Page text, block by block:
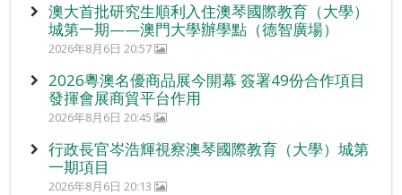
澳大首批研究生順利入住澳琴國際教育（大學）
城第一期——澳門大學辦學點（德智廣場）
2026年8月6日 20:57
2026粵澳名優商品展今開幕 簽署49份合作項目
發揮會展商貿平台作用
2026年8月6日 20:45
行政長官岑浩輝視察澳琴國際教育（大學）城第
一期項目
2026年8月6日 20:13